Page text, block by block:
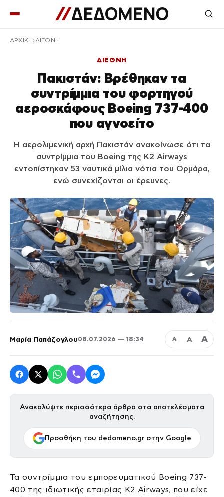
ΑΡΧΙΚΉ ΔΙΕΘΝΗ
ΔΙΕΘΝΗ
Πακιστάν: Βρέθηκαν τα
συντρίμμια του φορτηγού
αεροσκάφους Boeing 737-400
που αγνοείτο
Η αερολιμενική αρχή Πακιστάν ανακοίνωσε ότι τα
συντρίμμια του Boeing της K2 Airways
εντοπίστηκαν 53 ναυτικά μίλια νότια του Ορμάρα,
ενώ συνεχίζονται οι έρευνες.
Μαρία Παπάζογλου08.07.2026 — 18:34 Α Α Α
Ανακαλύψτε περισσότερα άρθρα στα αποτελέσματα
αναζήτησης.
Προσθήκη του dedomeno.gr στην Google
Τα συντρίμμια του εμπορευματικού Boeing 737-
400 της ιδιωτικής εταιρίας K2 Airways, που είχε